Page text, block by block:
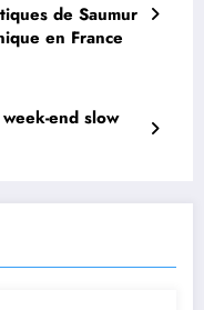
de Saumur
en France
end slow